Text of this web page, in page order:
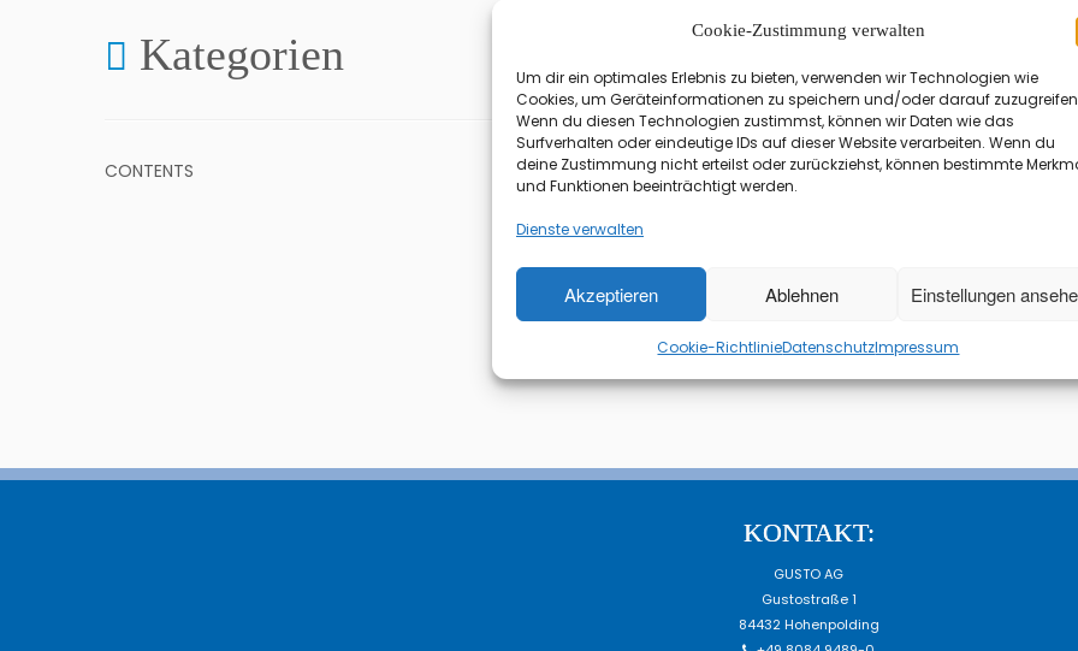
Cookie-Zustimmung verwalten
Um dir ein optimales Erlebnis zu bieten, verwenden wir Technologien wie
Cookies, um Geräteinformationen zu speichern und/oder darauf
Wenn du diesen Technologien zustimmst, können wir Daten wie das
Surfverhalten oder eindeutige IDs auf dieser Website verarbeiten. Wenn du
deine Zustimmung nicht erteilst oder zurückziehst, können bestimmte
und Funktionen beeinträchtigt werden.
Dienste verwalten
Akzeptieren Ablehnen Einstellungen
Cookie-RichtlinieDatenschutzImpressum
Kategorien
CONTENTS
KONTAKT:
GUSTO AG
Gustostraße 1
84432 Hohenpolding